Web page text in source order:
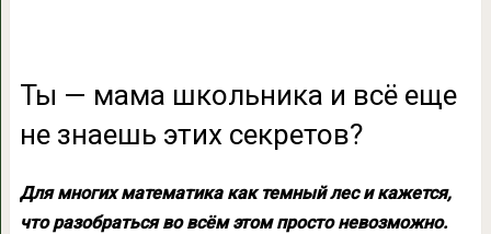
Ты — мама школьника и всё еще
не знаешь этих секретов?
Для многих математика как темный лес и кажется,
что разобраться во всём этом просто невозможно.